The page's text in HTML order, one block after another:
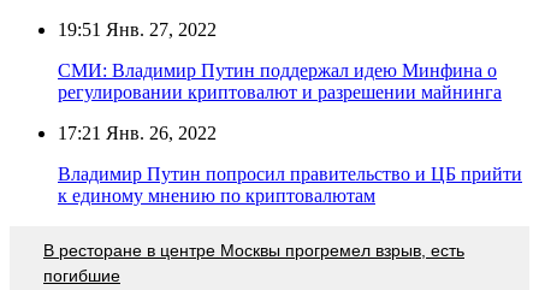
19:51 Янв. 27, 2022
СМИ: Владимир Путин поддержал идею Минфина о
регулировании криптовалют и разрешении майнинга
17:21 Янв. 26, 2022
Владимир Путин попросил правительство и ЦБ прийти
к единому мнению по криптовалютам
В ресторане в центре Москвы прогремел взрыв, есть
погибшие